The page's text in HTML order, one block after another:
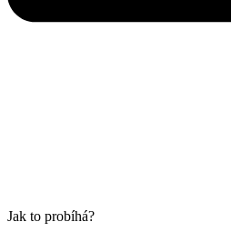
Jak to probíhá?